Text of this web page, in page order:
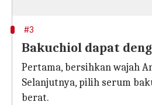
#3
Bakuchiol dapat
Pertama, bersihkan wajah
Selanjutnya, pilih serum
berat.